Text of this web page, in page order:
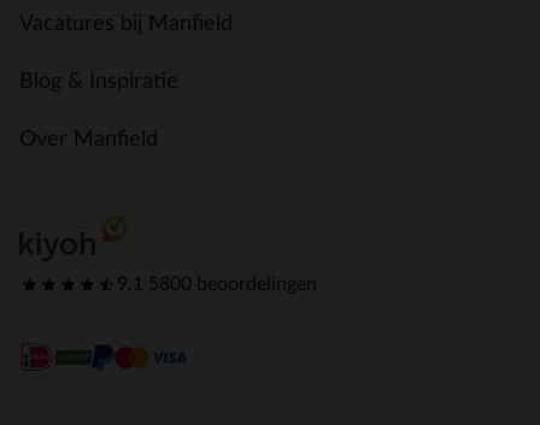
Vacatures bij Manfield
Blog & Inspiratie
Over Manfield
9.1 5800 beoordelingen